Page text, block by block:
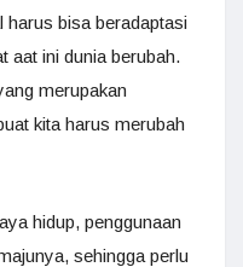
harus bisa beradaptasi
aat ini dunia berubah.
merupakan
kita harus merubah
hidup, penggunaan
sehingga perlu